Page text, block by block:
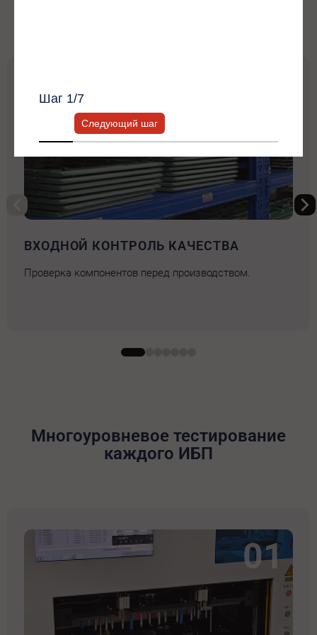
ВХОДНОЙ КОНТРОЛЬ КАЧЕСТВА
Проверка компонентов перед производством.
Многоуровневое тестирование
каждого ИБП
01
Шаг 1/7
Следующий шаг